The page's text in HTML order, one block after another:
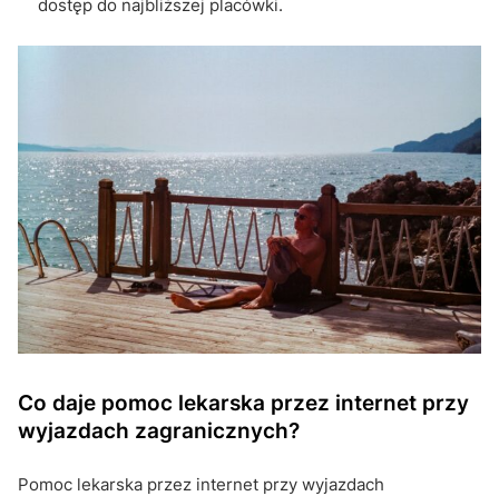
dostęp do najbliższej placówki.
Co daje pomoc lekarska przez internet przy
wyjazdach zagranicznych?
Pomoc lekarska przez internet przy wyjazdach